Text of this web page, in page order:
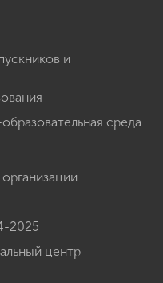
и
среда
2025
центр